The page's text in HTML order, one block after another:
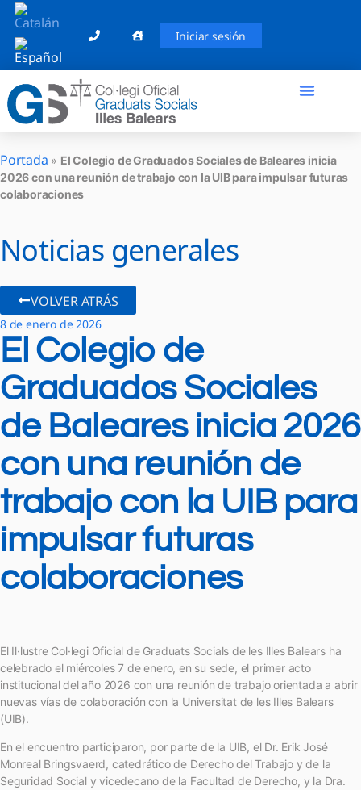
Iniciar sesión
Portada » El Colegio de Graduados Sociales de Baleares inicia
2026 con una reunión de trabajo con la UIB para impulsar futuras
colaboraciones
Noticias generales
VOLVER ATRÁS
8 de enero de 2026
El Colegio de
Graduados Sociales
de Baleares inicia 2026
con una reunión de
trabajo con la UIB para
impulsar futuras
colaboraciones
El Il·lustre Col·legi Oficial de Graduats Socials de les Illes Balears ha
celebrado el miércoles 7 de enero, en su sede, el primer acto
institucional del año 2026 con una reunión de trabajo orientada a abrir
nuevas vías de colaboración con la Universitat de les Illes Balears
(UIB).
En el encuentro participaron, por parte de la UIB, el Dr. Erik José
Monreal Bringsvaerd, catedrático de Derecho del Trabajo y de la
Seguridad Social y vicedecano de la Facultad de Derecho, y la Dra.